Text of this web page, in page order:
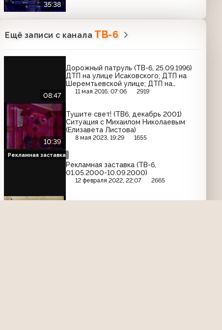
35:38
Ещё записи с канала ТВ-6
08:47
Дорожный патруль (ТВ-6, 25.09.1996)
ДТП на улице Исаковского; ДТП на
Шеремтьевской улице; ДТП на
Дмитровском шоссе
11 мая 2016, 07:06 2919
10:39
Тушите свет! (ТВ6, декабрь 2001)
Ситуация с Михаилом Николаевым
(Елизавета Листова)
8 мая 2023, 19:29 1655
Рекламная заставка (ТВ-6,
01.05.2000-10.09.2000)
12 февраля 2022, 22:07 2665
Рекламная заставка